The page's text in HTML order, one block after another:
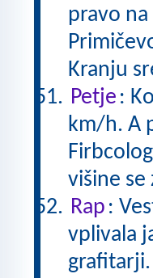
pravo
Kranju
Petje :
km/h. A
višine
Rap :
vplivala